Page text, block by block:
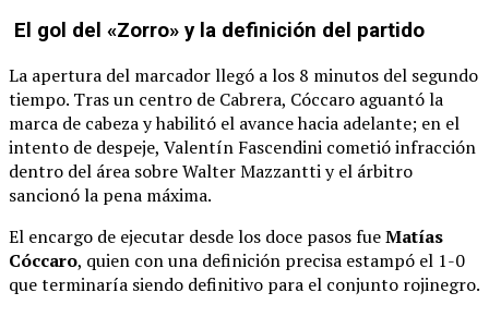
El gol del «Zorro» y la definición del partido
La apertura del marcador llegó a los 8 minutos del segundo
tiempo. Tras un centro de Cabrera, Cóccaro aguantó la
marca de cabeza y habilitó el avance hacia adelante; en el
intento de despeje, Valentín Fascendini cometió infracción
dentro del área sobre Walter Mazzantti y el árbitro
sancionó la pena máxima.
El encargo de ejecutar desde los doce pasos fueMatías
Cóccaro, quien con una definición precisa estampó el 1-0
que terminaría siendo definitivo para el conjunto rojinegro.